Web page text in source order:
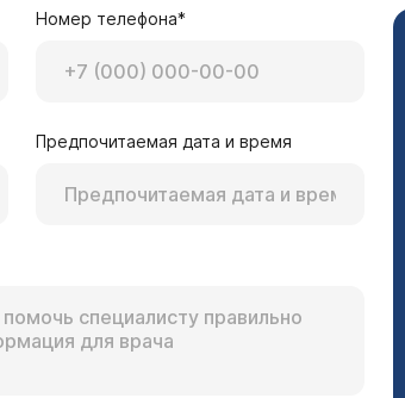
Номер телефона*
Предпочитаемая дата и время